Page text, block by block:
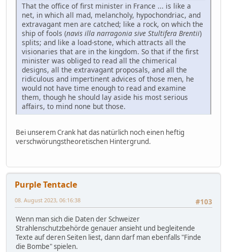
That the office of first minister in France ... is like a
net, in which all mad, melancholy, hypochondriac, and
extravagant men are catched; like a rock, on which the
ship of fools (navis illa narragonia sive Stultifera Brentii)
splits; and like a load-stone, which attracts all the
visionaries that are in the kingdom. So that if the first
minister was obliged to read all the chimerical
designs, all the extravagant proposals, and all the
ridiculous and impertinent advices of those men, he
would not have time enough to read and examine
them, though he should lay aside his most serious
affairs, to mind none but those.
Bei unserem Crank hat das natürlich noch einen heftig
verschwörungstheoretischen Hintergrund.
Purple Tentacle
#103
08. August 2023, 06:16:38
Wenn man sich die Daten der Schweizer
Strahlenschutzbehörde genauer ansieht und begleitende
Texte auf deren Seiten liest, dann darf man ebenfalls "Finde
die Bombe" spielen.